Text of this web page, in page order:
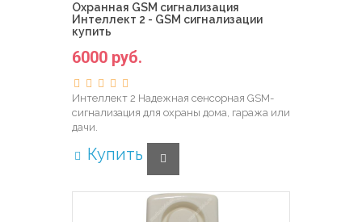
Охранная GSM сигнализация
Интеллект 2 - GSM сигнализации
купить
6000 руб.
Интеллект 2 Надежная сенсорная GSM-
сигнализация для охраны дома, гаража или
дачи.
Купить